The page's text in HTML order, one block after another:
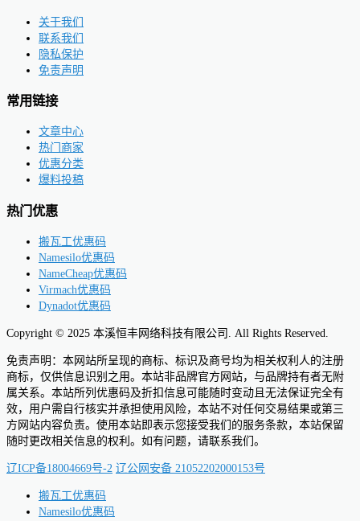
关于我们
联系我们
隐私保护
免责声明
常用链接
文章中心
热门商家
优惠分类
爆料投稿
热门优惠
搬瓦工优惠码
Namesilo优惠码
NameCheap优惠码
Virmach优惠码
Dynadot优惠码
Copyright © 2025 本溪恒丰网络科技有限公司. All Rights Reserved.
免责声明：本网站所呈现的商标、标识及商号均为相关权利人的注册
商标，仅供信息识别之用。本站非品牌官方网站，与品牌持有者无附
属关系。本站所列优惠码及折扣信息可能随时变动且无法保证完全有
效，用户需自行核实并承担使用风险，本站不对任何交易结果或第三
方网站内容负责。使用本站即表示您接受我们的服务条款，本站保留
随时更改相关信息的权利。如有问题，请联系我们。
辽ICP备18004669号-2 辽公网安备 21052202000153号
搬瓦工优惠码
Namesilo优惠码